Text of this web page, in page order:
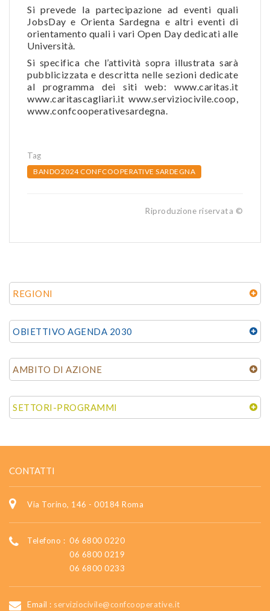
Si prevede la partecipazione ad eventi quali
JobsDay e Orienta Sardegna e altri eventi di
orientamento quali i vari Open Day dedicati alle
Università.
Si specifica che l’attività sopra illustrata sarà
pubblicizzata e descritta nelle sezioni dedicate
al programma dei siti web: www.caritas.it
www.caritascagliari.it www.serviziocivile.coop,
www.confcooperativesardegna.
Tag
BANDO2024 CONFCOOPERATIVE SARDEGNA
Riproduzione riservata ©
REGIONI
OBIETTIVO AGENDA 2030
AMBITO DI AZIONE
SETTORI-PROGRAMMI
CONTATTI
Via Torino, 146 - 00184 Roma
Telefono : 06 6800 0220
06 6800 0219
06 6800 0233
Email : serviziocivile@confcooperative.it